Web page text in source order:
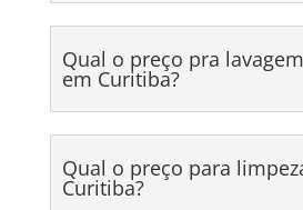
Qual o preço pra
em Curitiba?
Qual o preço para
Curitiba?